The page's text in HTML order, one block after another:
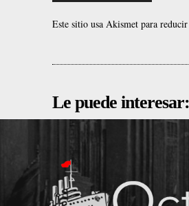
Este sitio usa Akismet para
Le puede interesar: